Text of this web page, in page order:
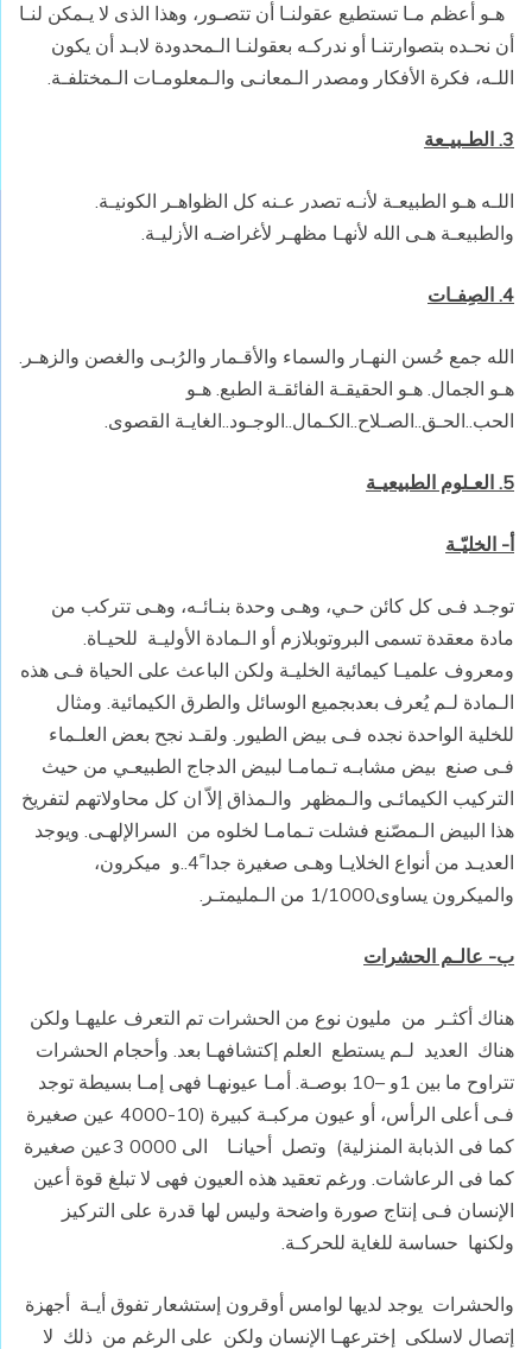
هـو أعظم مـا تستطيع عقولنـا أن تتصـور، وهذا الذى لا يـمكن لنـا
أن نحـده بتصوارتنـا أو ندركـه بعقولنـا الـمحدودة لابـد أن يكون
اللـه، فكرة الأفكار ومصدر الـمعانـى والـمعلومـات الـمختلفـة.
3. الطـبيـعة
اللـه هـو الطبيعـة لأنـه تصدر عـنه كل الظواهـر الكونيـة.
والطبيعـة هـى الله لأنهـا مظهـر لأغراضـه الأزليـة.
4. الصِفـات
الله جمع حُسن النهـار والسماء والأقـمار والرُبـى والغصن والزهـر.
هـو الجمال. هـو الحقيقـة الفائقـة الطبع. هـو
الحب..الحـق..الصـلاح..الكـمال..الوجـود..الغايـة القصوى.
5. العـلوم الطبيعيـة
أ- الخليّـة
توجـد فـى كل كائن حـي، وهـى وحدة بنـائـه، وهـى تتركب من
مادة معقدة تسمى البروتوبلازم أو الـمادة الأوليـة للحيـاة.
ومعروف علميـا كيمائية الخليـة ولكن الباعث على الحياة فـى هذه
الـمادة لـم يُعرف بعدبجميع الوسائل والطرق الكيمائية. ومثال
للخلية الواحدة نجده فـى بيض الطيور. ولقـد نجح بعض العلـماء
فـى صنع بيض مشابـه تـمامـا لبيض الدجاج الطبيعـي من حيث
التركيب الكيمائـى والـمظهر
والـمذاق إلاّ ان كل محاولاتهم لتفريخ
هذا البيض الـمصّنع فشلت تـمامـا لخلوه من السرالإلهـى. ويوجد
العديـد من أنواع الخلايـا وهـى صغيرة جدا ً4..و
ميكرون،
والميكرون يساوى1/1000 من الـمليمتـر.
ب- عالـم الحشرات
هناك أكثـر من مليون نوع من الحشرات تم التعرف عليهـا ولكن
هناك العديد لـم يستطع العلم إكتشافهـا بعد. وأحجام الحشرات
تتراوح ما بين 1و –10 بوصـة. أمـا عيونهـا فهى إمـا بسيطة توجد
فـى أعلى الرأس، أو عيون مركبـة كبيرة (10-4000 عين صغيرة
كما فى الذبابة المنزلية) وتصل أحيانـا
الى 0000 3عين صغيرة
كما فى الرعاشات. ورغم تعقيد هذه العيون فهى لا تبلغ قوة أعين
الإنسان فـى إنتاج صورة واضحة وليس لها قدرة على التركيز
ولكنها حساسة للغاية للحركـة.
والحشرات يوجد لديها لوامس أوقرون إستشعار تفوق أيـة أجهزة
إتصال لاسلكى إخترعهـا الإنسان ولكن على الرغم من ذلك لا